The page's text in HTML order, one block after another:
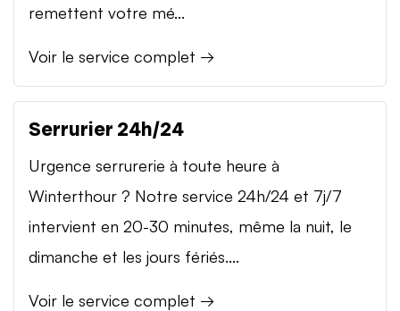
remettent votre mé...
Voir le service complet →
Serrurier 24h/24
Urgence serrurerie à toute heure à
Winterthour ? Notre service 24h/24 et 7j/7
intervient en 20-30 minutes, même la nuit, le
dimanche et les jours fériés....
Voir le service complet →